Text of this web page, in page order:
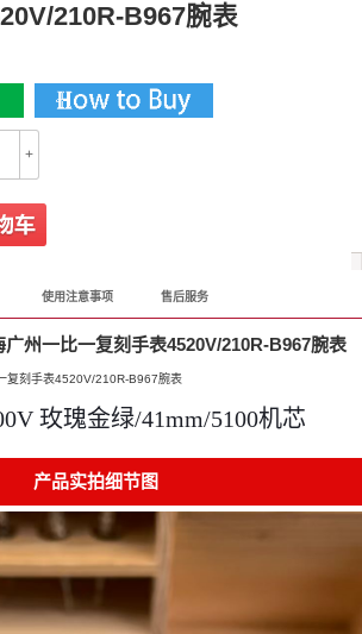
210R-B967腕表
+
使用注意事项 售后服务
州一比一复刻手表4520V/210R-B967腕表
复刻手表4520V/210R-B967腕表
玫瑰金绿/41mm/5100机芯
产品实拍细节图